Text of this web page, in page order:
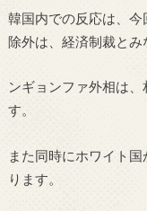
韓国内での反応は、
除外は、経済制裁とみ
ンギョンファ外相は
す。
また同時にホワイト
ります。